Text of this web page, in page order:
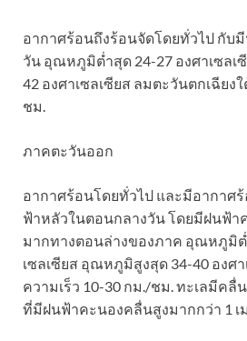
อากาศร้อนถึงร้อนจัดโดยทั่วไป กับ
วัน อุณหภูมิต่ำสุด 24-27 องศาเซล
42 องศาเซลเซียส ลมตะวันตกเฉียง
ชม.
ภาคตะวันออก
อากาศร้อนโดยทั่วไป และมีอากาศ
ฟ้าหลัวในตอนกลางวัน โดยมีฝนฟ้า
มากทางตอนล่างของภาค อุณหภูมิต่
เซลเซียส อุณหภูมิสูงสุด 34-40 องศ
ความเร็ว 10-30 กม./ชม. ทะเลมีคลื่
ที่มีฝนฟ้าคะนองคลื่นสูงมากกว่า 1 เ